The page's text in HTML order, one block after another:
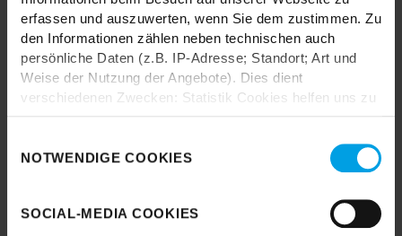
erfassen und auszuwerten, wenn Sie dem zustimmen. Zu
den Informationen zählen neben technischen auch
persönliche Daten (z.B. IP-Adresse; Standort; Art und
Weise der Nutzung der Angebote). Dies dient
verschiedenen Zwecken: Statistik Cookies helfen uns zu
anonymisiert für statistische Zwecke auszuwerten.
Marketing Cookies helfen uns, Ihnen personalisierte
Werbung anzuzeigen. Social-Media-Cookies ermöglichen
es, eine Verbindung zu sozialen Netzwerken aufzubauen,
NOTWENDIGE COOKIES
SOCIAL-MEDIA COOKIES
In unseren Stores findest du alle Trendhopper Möbel, Stoffe und
Durch das Laden akzeptieren Sie die
Karte laden